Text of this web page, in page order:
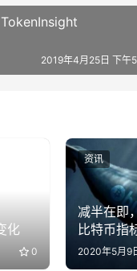
2019年4月25日 下午
化
0
减半在即
比特币指
2020年5月9
资讯